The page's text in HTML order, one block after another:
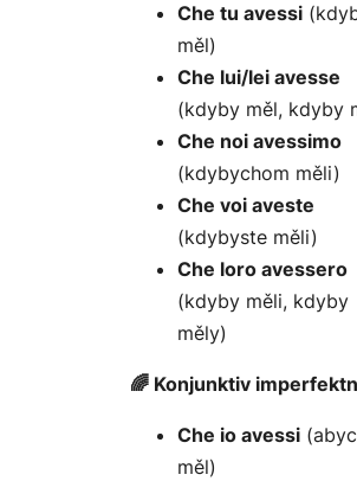
Che tu avessi
měl)
Che lui/lei avesse
(kdyby měl, kdyby
Che noi avessimo
(kdybychom měli)
Che voi aveste
(kdybyste měli)
Che loro avessero
(kdyby měli, kdyby
měly)
🌈 Konjunktiv
Che io avessi
měl)